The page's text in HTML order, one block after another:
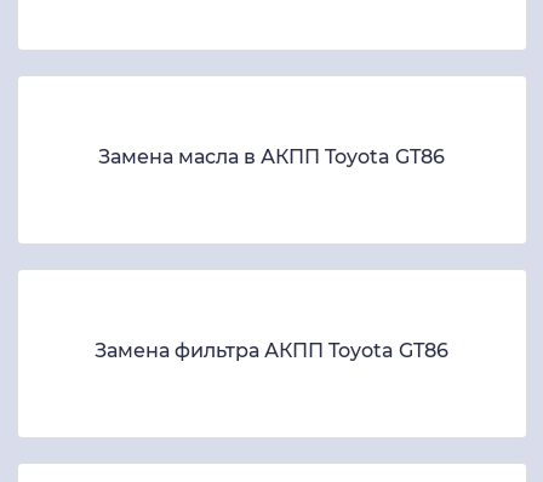
Замена масла в АКПП Toyota GT86
Замена фильтра АКПП Toyota GT86